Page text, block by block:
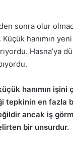
sonra olur
Küçük hanımın
Hasna’ya
hanımın işini
tepkinin en fazla
ancak iş
bir unsurdur.